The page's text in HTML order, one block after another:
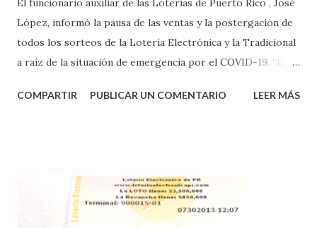
El funcionario auxiliar de las Loterías de Puerto Rico , José
López, informó la pausa de las ventas y la postergación de
todos los sorteos de la Lotería Electrónica y la Tradicional
a raíz de la situación de emergencia por el COVID-19. “En
proteger la salud de nuestros empleados, vendedores y
instantáneos”, indicó López. Sobre el sorteo de Powerball,
López explicó que el mismo se continuará realizando en los
Estados Unidos y los jugadores podrán conocer los
COMPARTIR PUBLICAR UN COMENTARIO LEER MÁS